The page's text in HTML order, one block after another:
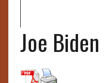
Joe Biden